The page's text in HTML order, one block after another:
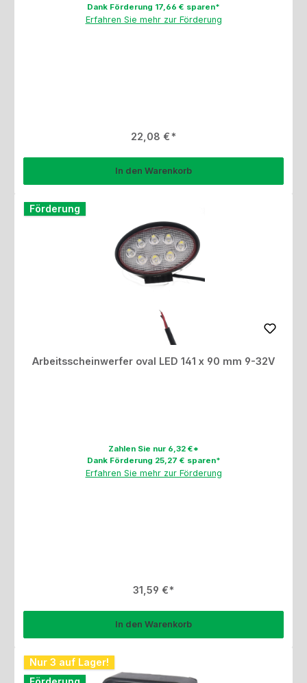
Dank Förderung 17,66 € sparen*
Erfahren Sie mehr zur Förderung
Regulärer Preis:
22,08 €
In den Warenkorb
Förderung
Arbeitsscheinwerfer oval LED 141 x 90 mm 9-32V
Zahlen Sie nur 6,32 €*
Dank Förderung 25,27 € sparen*
Erfahren Sie mehr zur Förderung
Regulärer Preis:
31,59 €
In den Warenkorb
Nur 3 auf Lager!